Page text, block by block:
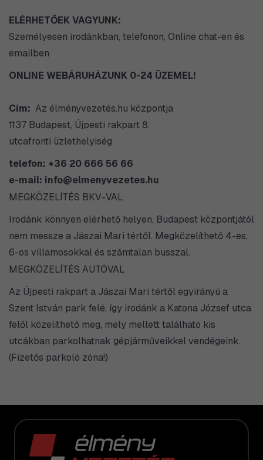
ELÉRHETŐEK VAGYUNK:
Személyesen irodánkban, telefonon, Online chat-en és
emailben
ONLINE WEBÁRUHÁZUNK 0-24 ÜZEMEL!
Cím: Az élményvezetés.hu központja
1137 Budapest, Újpesti rakpart 8.
utcafronti üzlethelyiség
telefon: +36 20 666 56 66
e-mail: info@elmenyvezetes.hu
MEGKÖZELÍTÉS BKV-VAL
Irodánk könnyen elérhető helyen, Budapest központjától
nem messze a Jászai Mari tértől. Megközelíthető 4-es,
6-os villamosokkal és számtalan busszal.
MEGKÖZELÍTÉS AUTÓVAL
Az Újpesti rakpart a Jászai Mari tértől egyirányú a
Szent István park felé, így irodánk a Katona József utca
felől közelíthető meg, mely mellett található kis
utcákban parkolhatnak gépjárműveikkel vendégeink.
(Fizetős parkoló zóna!)